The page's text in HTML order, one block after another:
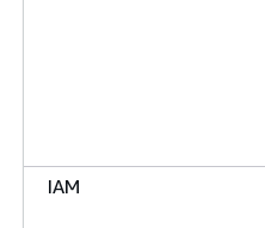
IAM